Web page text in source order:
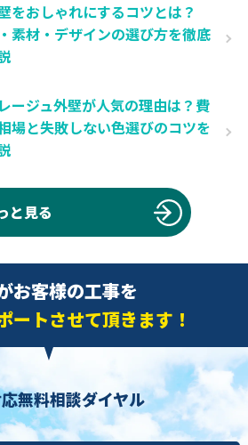
をおしゃれにするコツとは？
素材・デザインの選び方を徹底
ージュ外壁が人気の理由は？費
場と失敗しない色選びのコツを
と見る
お客様の工事を
ートさせて頂きます！
無料相談ダイヤル